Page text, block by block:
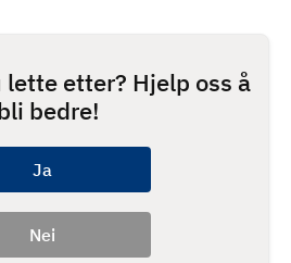
etter? Hjelp oss å
bedre!